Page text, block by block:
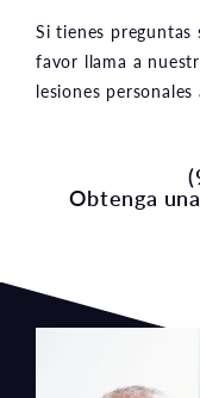
lesiones